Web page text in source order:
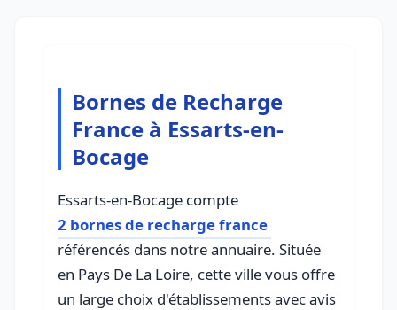
Bornes de Recharge
France à Essarts-en-
Bocage
Essarts-en-Bocage compte
2 bornes de recharge france
référencés dans notre annuaire. Située
en Pays De La Loire, cette ville vous offre
un large choix d'établissements avec avis